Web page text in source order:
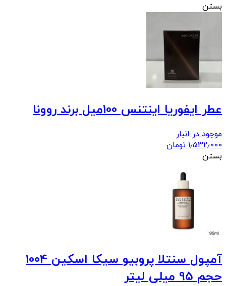
بستن
عطر ایفوریا اینتنس 100میل برند روونا
موجود در انبار
1٫532٫000 تومان
بستن
آمپول سنتلا پروبیو سیکا اسکین 1004
حجم 95 میلی لیتر